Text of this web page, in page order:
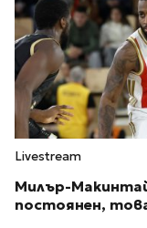
Livestream
Милър-
постоянен,